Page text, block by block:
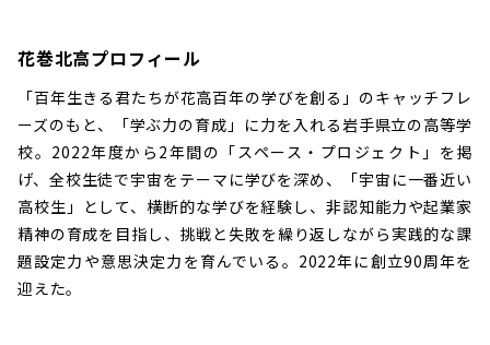
花巻北高プロフィール
「百年生きる君たちが花高百年の学びを創る」のキャッチフレ
ーズのもと、「学ぶ力の育成」に力を入れる岩手県立の高等学
校。2022年度から2年間の「スペース・プロジェクト」を掲
げ、全校生徒で宇宙をテーマに学びを深め、「宇宙に一番近い
高校生」として、横断的な学びを経験し、非認知能力や起業家
精神の育成を目指し、挑戦と失敗を繰り返しながら実践的な課
題設定力や意思決定力を育んでいる。2022年に創立90周年を
迎えた。